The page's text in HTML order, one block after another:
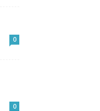
0
0